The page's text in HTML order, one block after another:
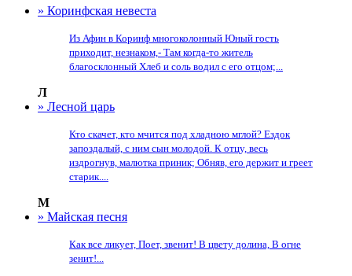
» Коринфская невеста
Из Афин в Коринф многоколонный Юный гость
приходит, незнаком,- Там когда-то житель
благосклонный Хлеб и соль водил с его отцом;...
Л
» Лесной царь
Кто скачет, кто мчится под хладною мглой? Ездок
запоздалый, с ним сын молодой. К отцу, весь
издрогнув, малютка приник; Обняв, его держит и греет
старик....
М
» Майская песня
Как все ликует, Поет, звенит! В цвету долина, В огне
зенит!...